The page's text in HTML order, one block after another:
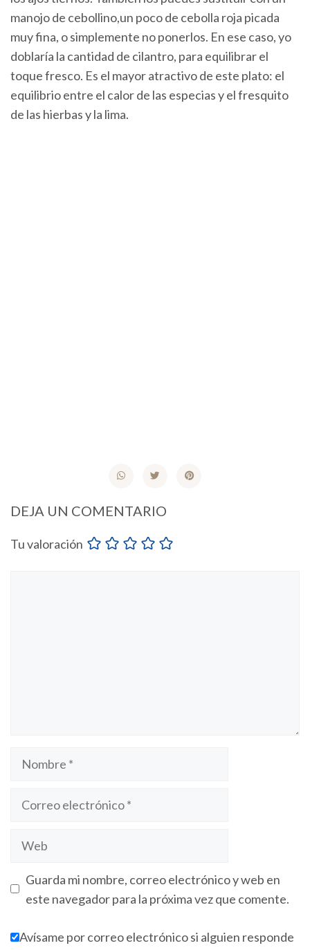
manojo de cebollino,un poco de cebolla roja picada
muy fina, o simplemente no ponerlos. En ese caso, yo
doblaría la cantidad de cilantro, para equilibrar el
toque fresco. Es el mayor atractivo de este plato: el
equilibrio entre el calor de las especias y el fresquito
de las hierbas y la lima.
DEJA UN COMENTARIO
Tu valoración
Guarda mi nombre, correo electrónico y web en
este navegador para la próxima vez que comente.
Avísame por correo electrónico si alguien responde